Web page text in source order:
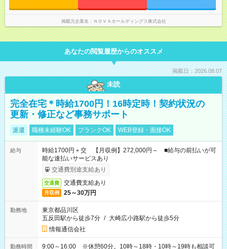
間あり 試用期間の長さ：1ヶ月 ※ 雇用形態と給与に、本採用時
と異なる部分があります。 雇用形態：インターンシップ 給与：
時給 1,400円以上 ※月途中での入社の場合、その月の月末までは
インターンとして勤務になります。
て、明日に備えよう」など、調整しやすい環境です。
掲載元企業名 ＮＯＶＡホールディングス株式会社
あなたの閲覧履歴からのオススメ
掲載日：2026.08.07
未読
完全在宅＊時給1700円！16時定時！契約状況の
更新・修正など事務サポート
派遣 職種未経験OK ブランクOK WEB登録・面接OK
給与
時給1700円＋交 【月収例】272,000円～ ■給与の前払いが可
能な速払いサービスあり
交通費別途支給あり
交通費 交通費支給あり
月収例 25～30万円
勤務地
東京都品川区
五反田駅から徒歩7分 / 大崎広小路駅から徒歩5分
情報通信会社
勤務時間 9:00～16:00 ※休憩60分。10時～18時・10時～19時も相談可